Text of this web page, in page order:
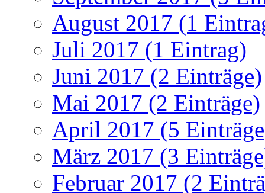
August 2017 (1
Juli 2017 (1 Eintrag)
Juni 2017 (2 Einträge)
Mai 2017 (2 Einträge)
April 2017 (5
März 2017 (3
Februar 2017 (2